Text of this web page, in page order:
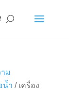
ม
น้ำ / เครื่อง